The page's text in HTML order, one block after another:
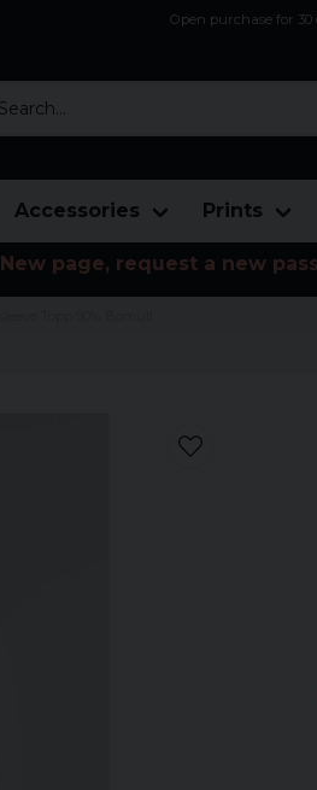
Open purchase for 30
Accessories Prints
New page, request a new